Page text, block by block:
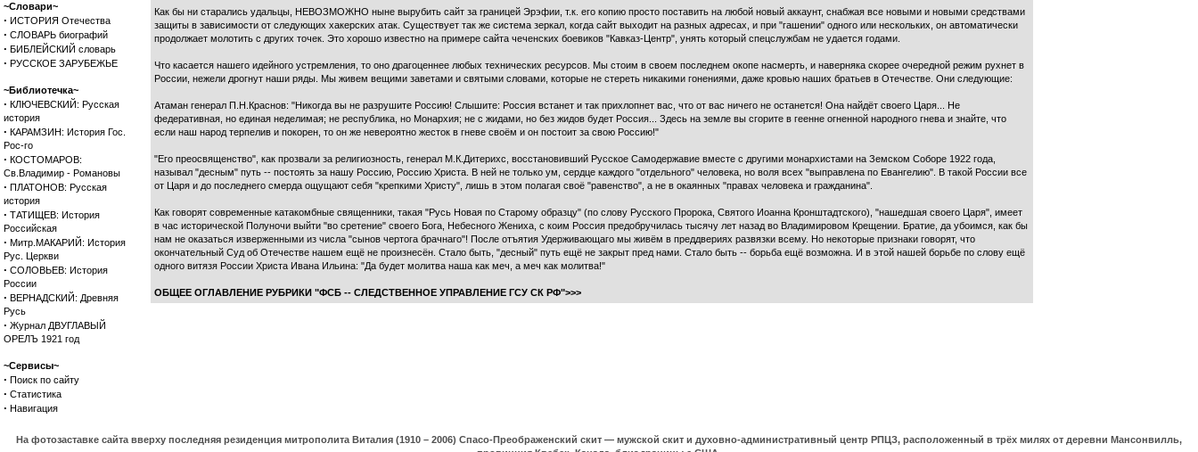
~Словари~
· ИСТОРИЯ Отечества
· СЛОВАРЬ биографий
· БИБЛЕЙСКИЙ словарь
· РУССКОЕ ЗАРУБЕЖЬЕ
~Библиотечка~
· КЛЮЧЕВСКИЙ: Русская
история
· КАРАМЗИН: История Гос.
Рос-го
· КОСТОМАРОВ:
Св.Владимир - Романовы
· ПЛАТОНОВ: Русская
история
· ТАТИЩЕВ: История
Российская
· Митр.МАКАРИЙ: История
Рус. Церкви
· СОЛОВЬЕВ: История
России
· ВЕРНАДСКИЙ: Древняя
Русь
· Журнал ДВУГЛАВЫЙ
ОРЕЛЪ 1921 год
~Сервисы~
· Поиск по сайту
· Статистика
· Навигация
Как бы ни старались удальцы, НЕВОЗМОЖНО ныне вырубить сайт за границей Эрэфии, т.к. его копию просто поставить на любой новый аккаунт, снабжая все новыми и новыми средствами
защиты в зависимости от следующих хакерских атак. Существует так же система зеркал, когда сайт выходит на разных адресах, и при "гашении" одного или нескольких, он автоматически
продолжает молотить с других точек. Это хорошо известно на примере сайта чеченских боевиков "Кавказ-Центр", унять который спецслужбам не удается годами.
Что касается нашего идейного устремления, то оно драгоценнее любых технических ресурсов. Мы стоим в своем последнем окопе насмерть, и наверняка скорее очередной режим рухнет в
России, нежели дрогнут наши ряды. Мы живем вещими заветами и святыми словами, которые не стереть никакими гонениями, даже кровью наших братьев в Отечестве. Они следующие:
Атаман генерал П.Н.Краснов: "Никогда вы не разрушите Россию! Слышите: Россия встанет и так прихлопнет вас, что от вас ничего не останется! Она найдёт своего Царя... Не
федеративная, но единая неделимая; не республика, но Монархия; не с жидами, но без жидов будет Россия... Здесь на земле вы сгорите в геенне огненной народного гнева и знайте, что
если наш народ терпелив и покорен, то он же невероятно жесток в гневе своём и он постоит за свою Россию!"
"Его преосвященство", как прозвали за религиозность, генерал М.К.Дитерихс, восстановивший Русское Самодержавие вместе с другими монархистами на Земском Соборе 1922 года,
называл "десным" путь -- постоять за нашу Россию, Россию Христа. В ней не только ум, сердце каждого "отдельного" человека, но воля всех "выправлена по Евангелию". В такой России все
от Царя и до последнего смерда ощущают себя "крепкими Христу", лишь в этом полагая своё "равенство", а не в окаянных "правах человека и гражданина".
Как говорят современные катакомбные священники, такая "Русь Новая по Старому образцу" (по слову Русского Пророка, Святого Иоанна Кронштадтского), "нашедшая своего Царя", имеет
в час исторической Полуночи выйти "во сретение" своего Бога, Небесного Жениха, с коим Россия предобручилась тысячу лет назад во Владимировом Крещении. Братие, да убоимся, как бы
нам не оказаться изверженными из числа "сынов чертога брачнаго"! После отъятия Удерживающаго мы живём в преддвериях развязки всему. Но некоторые признаки говорят, что
окончательный Суд об Отечестве нашем ещё не произнесён. Стало быть, "десный" путь ещё не закрыт пред нами. Стало быть -- борьба ещё возможна. И в этой нашей борьбе по слову ещё
одного витязя России Христа Ивана Ильина: "Да будет молитва наша как меч, а меч как молитва!"
ОБЩЕЕ ОГЛАВЛЕНИЕ РУБРИКИ "ФСБ -- СЛЕДСТВЕННОЕ УПРАВЛЕНИЕ ГСУ СК РФ">>>
На фотозаставке сайта вверху последняя резиденция митрополита Виталия (1910 – 2006) Спасо-Преображенский скит — мужской скит и духовно-административный центр РПЦЗ, расположенный в трёх милях от деревни Мансонвилль,